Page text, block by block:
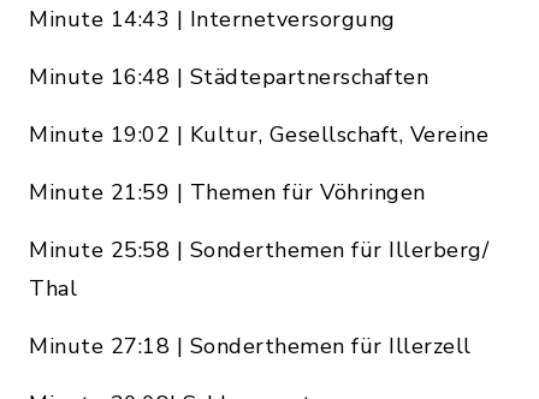
Minute 14:43 | Internetversorgung
Minute 16:48 | Städtepartnerschaften
Minute 19:02 | Kultur, Gesellschaft, Vereine
Minute 21:59 | Themen für Vöhringen
Minute 25:58 | Sonderthemen für Illerberg/
Thal
Minute 27:18 | Sonderthemen für Illerzell